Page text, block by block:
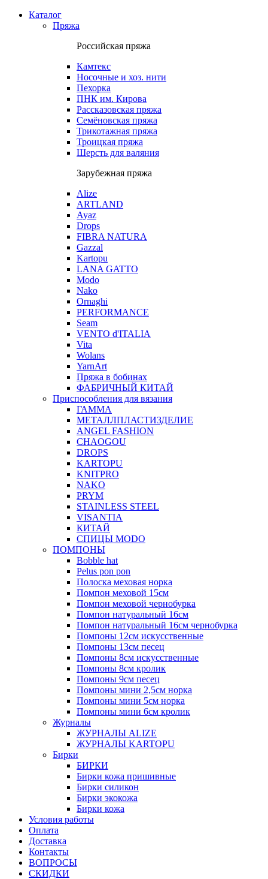
Каталог
Пряжа
Российская пряжа
Камтекс
Носочные и хоз. нити
Пехорка
ПНК им. Кирова
Рассказовская пряжа
Семёновская пряжа
Трикотажная пряжа
Троицкая пряжа
Шерсть для валяния
Зарубежная пряжа
Alize
ARTLAND
Ayaz
Drops
FIBRA NATURA
Gazzal
Kartopu
LANA GATTO
Modo
Nako
Ornaghi
PERFORMANCE
Seam
VENTO d'ITALIA
Vita
Wolans
YarnArt
Пряжа в бобинах
ФАБРИЧНЫЙ КИТАЙ
Приспособления для вязания
ГАММА
МЕТАЛЛПЛАСТИЗДЕЛИЕ
ANGEL FASHION
CHAOGOU
DROPS
KARTOPU
KNITPRO
NAKO
PRYM
STAINLESS STEEL
VISANTIA
КИТАЙ
СПИЦЫ MODO
ПОМПОНЫ
Bobble hat
Pelus pon pon
Полоска меховая норка
Помпон меховой 15см
Помпон меховой чернобурка
Помпон натуральный 16см
Помпон натуральный 16см чернобурка
Помпоны 12см искусственные
Помпоны 13см песец
Помпоны 8см искусственные
Помпоны 8см кролик
Помпоны 9см песец
Помпоны мини 2,5см норка
Помпоны мини 5см норка
Помпоны мини 6см кролик
Журналы
ЖУРНАЛЫ ALIZE
ЖУРНАЛЫ KARTOPU
Бирки
БИРКИ
Бирки кожа пришивные
Бирки силикон
Бирки экокожа
Бирки кожа
Условия работы
Оплата
Доставка
Контакты
ВОПРОСЫ
СКИДКИ